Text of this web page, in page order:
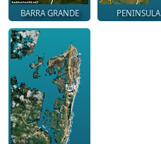
BARRA GRANDE PENINSULA